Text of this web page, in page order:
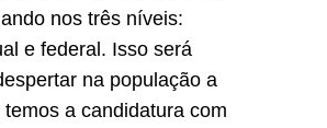
nos três níveis:
e federal. Isso será
na população a
a candidatura com